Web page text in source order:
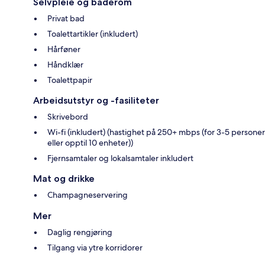
Privat bad
Toalettartikler (inkludert)
Hårføner
Håndklær
Toalettpapir
Arbeidsutstyr og -fasiliteter
Skrivebord
Wi-fi (inkludert) (hastighet på 250+ mbps (for 3-5 personer
eller opptil 10 enheter))
Fjernsamtaler og lokalsamtaler inkludert
Mat og drikke
Champagneservering
Mer
Daglig rengjøring
Tilgang via ytre korridorer